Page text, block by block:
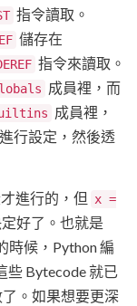
指令讀取。
儲存在
指令來讀取。
成員裡，而
成員裡，
行設定，然後透
進行的，但 x =
好了。也就是
時候，Python 編
些 Bytecode 就已
。如果想要更深